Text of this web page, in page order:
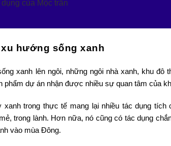
của Mộc trấn
hướng sống xanh
xanh lên ngôi, những ngôi nhà xanh, khu
phẩm dự án nhận được nhiều sự quan tâm của
xanh trong thực tế mang lại nhiều tác dụng
trong lành. Hơn nữa, nó cũng có tác dụng
vào mùa Đông.